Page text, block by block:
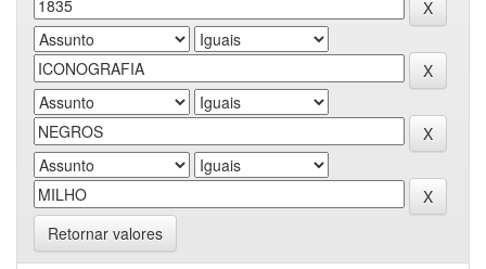
Retornar valores